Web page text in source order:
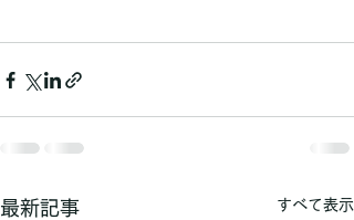
最新記事 すべて表示